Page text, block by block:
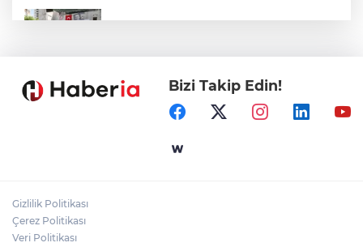
Ormanya’nın Atlas’ı yaban hayatına ışık
Bursa İnegöl'de Alanyurt Yüzme
Bizi Takip Edin!
Gizlilik Politikası
Çerez Politikası
Veri Politikası